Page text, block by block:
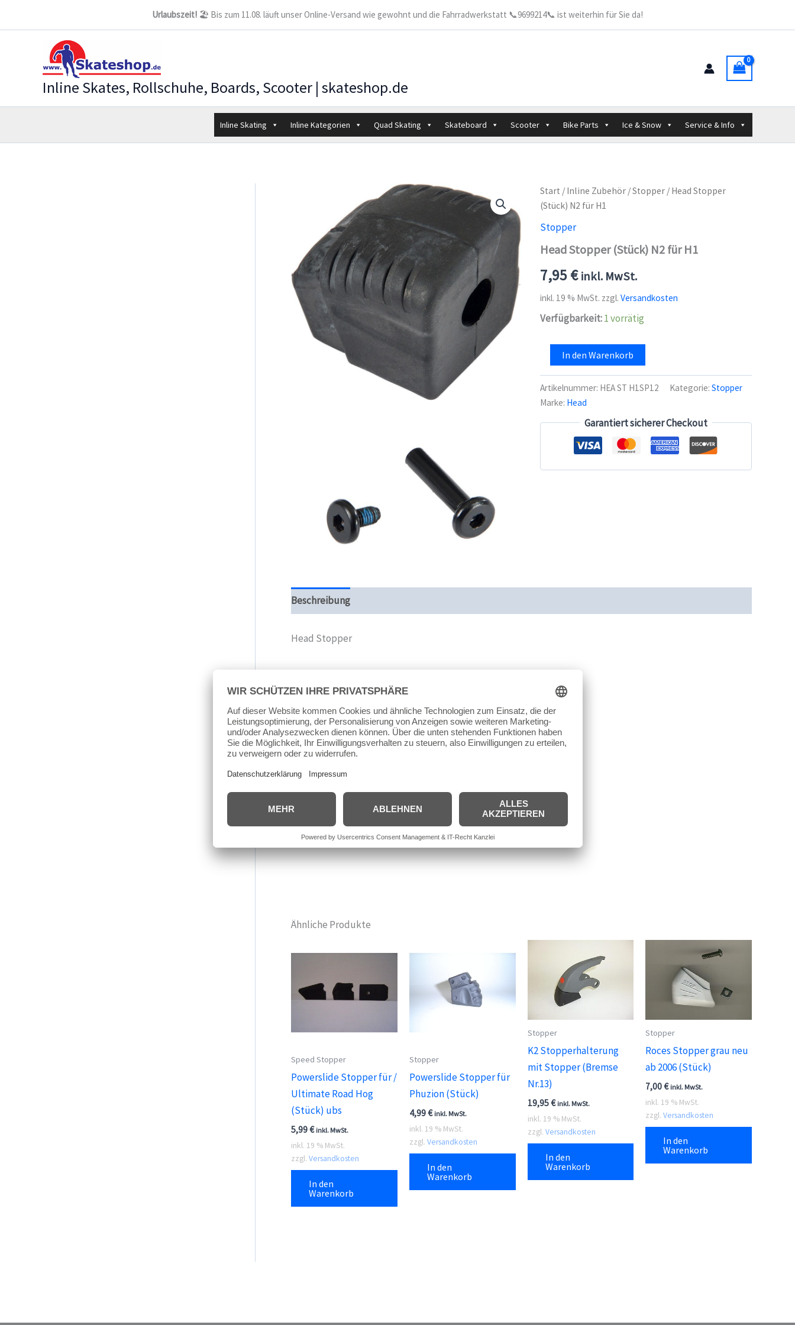
Urlaubszeit! 🏖️ Bis zum 11.08. läuft unser Online-Versand wie gewohnt und die Fahrradwerkstatt 📞9699214📞 ist weiterhin für Sie da!
Inline Skates, Rollschuhe, Boards, Scooter | skateshop.de
Inline Skating Inline Kategorien Quad Skating Skateboard Scooter Bike Parts Ice & Snow Service & Info
Start / Inline Zubehör/Stopper/ Head Stopper
(Stück) N2 für H1
Stopper
Head Stopper (Stück) N2 für H1
7,95€ inkl. MwSt.
inkl. 19 % MwSt. zzgl. Versandkosten
Verfügbarkeit:1 vorrätig
Stopper
(Stück)
N2
für
H1
Menge
In den Warenkorb
Artikelnummer: HEA ST H1SP12 Kategorie: Stopper
Marke: Head
Garantiert sicherer Checkout
Beschreibung
Head Stopper
(Stück)
H1SP12 Head Brake Pad N2 für H1
Aufnahme Breite ca. 37 mm * Tiefe 31 mm
Ähnliche Produkte
Speed Stopper
Powerslide Stopper für /
Ultimate Road Hog
(Stück) ubs
5,99€ inkl. MwSt.
inkl. 19 % MwSt.
zzgl. Versandkosten
In den
Warenkorb
Stopper
Powerslide Stopper für
Phuzion (Stück)
4,99€ inkl. MwSt.
inkl. 19 % MwSt.
zzgl. Versandkosten
In den
Warenkorb
Stopper
K2 Stopperhalterung
mit Stopper (Bremse
Nr.13)
19,95€ inkl. MwSt.
inkl. 19 % MwSt.
zzgl. Versandkosten
In den
Warenkorb
Stopper
Roces Stopper grau neu
ab 2006 (Stück)
7,00€ inkl. MwSt.
inkl. 19 % MwSt.
zzgl.Versandkosten
In den
Warenkorb
für